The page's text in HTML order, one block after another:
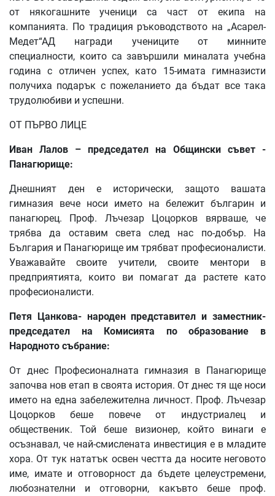
от някогашните ученици са част от екипа на
компанията. По традиция ръководството на „Асарел-
Медет“АД награди учениците от минните
специалности, които са завършили миналата учебна
година с отличен успех, като 15-имата гимназисти
получиха подарък с пожеланието да бъдат все така
трудолюбиви и успешни.
ОТ ПЪРВО ЛИЦЕ
Иван Лалов – председател на Общински съвет -
Панагюрище:
Днешният ден е исторически, защото вашата
гимназия вече носи името на бележит българин и
панагюрец. Проф. Лъчезар Цоцорков вярваше, че
трябва да оставим света след нас по-добър. На
България и Панагюрище им трябват професионалисти.
Уважавайте своите учители, своите ментори в
предприятията, които ви помагат да растете като
професионалисти.
Петя Цанкова- народен представител и заместник-
председател на Комисията по образование в
Народното събрание:
От днес Професионалната гимназия в Панагюрище
започва нов етап в своята история. От днес тя ще носи
името на една забележителна личност. Проф. Лъчезар
Цоцорков беше повече от индустриалец и
общественик. Той беше визионер, който винаги е
осъзнавал, че най-смислената инвестиция е в младите
хора. От тук нататък освен честта да носите неговото
име, имате и отговорност да бъдете целеустремени,
любознателни и отговорни, какъвто беше проф.